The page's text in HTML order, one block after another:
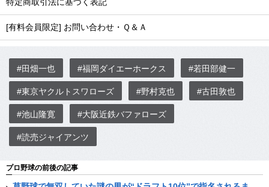
特定商取引法に基づく表記
[有料会員限定] お問い合わせ・Ｑ＆Ａ
#田畑一也 #福岡ダイエーホークス #若田部健一
#東京ヤクルトスワローズ #野村克也 #古田敦也
#池山隆寛 #大阪近鉄バファローズ
#読売ジャイアンツ
プロ野球の前後の記事